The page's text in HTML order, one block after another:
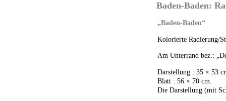
Baden-Baden:
„Baden-Baden“
Kolorierte Radierung/
Am Unterrand bez.:
Darstellung : 35 × 53
Blatt : 56 × 70 cm.
Die Darstellung (mit